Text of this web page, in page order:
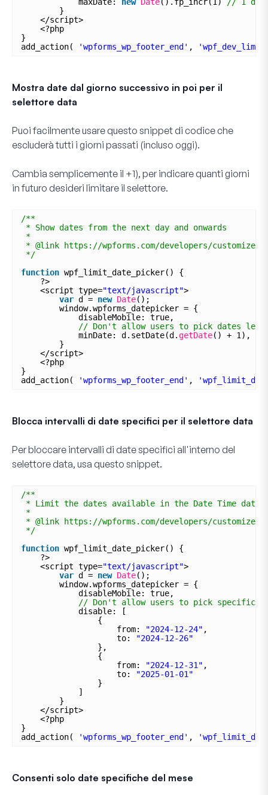
}
</script>
<?php
}
add_action(
'wpforms_wp_footer_end' ,
Mostra date dal giorno successivo in poi per il
selettore data
Puoi facilmente usare questo snippet di codice che
escluderà tutti i giorni passati (incluso oggi).
Cambia semplicemente il +1), per indicare quanti giorni
in futuro desideri limitare il selettore.
/**
* Show dates from the next day and onwards
*
* @link https://wpforms.com/developers/
*/
function wpf_limit_date_picker() {
?>
<script type="text/javascript">
var d = new Date();
window.wpforms_datepicker = {
disableMobile: true,
// Don't allow users to pick dates less
minDate: d.setDate(d. getDate() + 1),
}
</script>
<?php
}
add_action(
'wpforms_wp_footer_end' ,
Blocca intervalli di date specifici per il selettore data
Per bloccare intervalli di date specifici all'interno del
selettore data, usa questo snippet.
/**
* Limit the dates available in the Date Time date
*
* @link https://wpforms.com/developers/
*/
function wpf_limit_date_picker() {
?>
<script type="text/javascript">
var d = new Date();
window.wpforms_datepicker = {
disableMobile: true,
// Don't allow users to pick specific
disable: [
{
from:
"2024-12-24" ,
to:
"2024-12-26"
},
{
from:
"2024-12-31" ,
to:
"2025-01-01"
}
]
}
</script>
<?php
}
add_action(
'wpforms_wp_footer_end' ,
Consenti solo date specifiche del mese